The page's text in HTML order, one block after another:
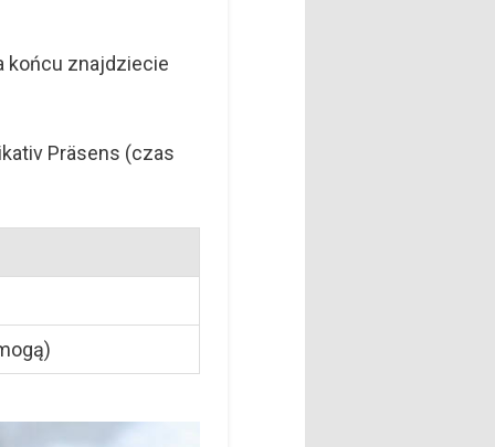
końcu znajdziecie
Präsens (czas